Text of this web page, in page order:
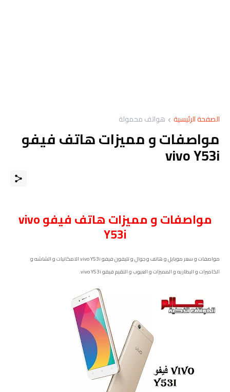
الصفحة الرئيسية هواتف محمولة
مواصفات و مميزات هاتف فيفو
vivo Y53i
مواصفات و مميزات هاتف فيفو vivo
Y53i
مواصفات و سعر موبايل و هاتف و جوال و تليفون فيفو vivo Y53i الامكانيات و الشاشه و
الكاميرات و البطاريه و المميزات و العيوب و التقيم فيفو vivo Y53i.